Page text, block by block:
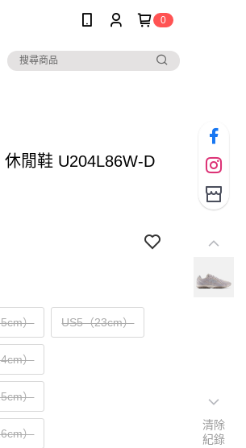
0
閒鞋 U204L86W-D
） US5（23cm）
）
）
）
清除
紀錄